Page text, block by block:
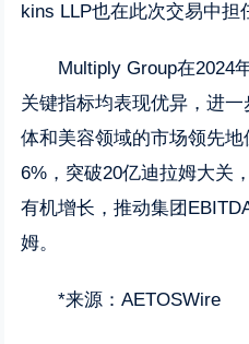
kins LLP也在此次交易中担
Multiply Group在2024
关键指标均表现优异，进
体和美容领域的市场领先
6%，突破20亿迪拉姆大关
有机增长，推动集团
姆。
*来源：AETOSWire